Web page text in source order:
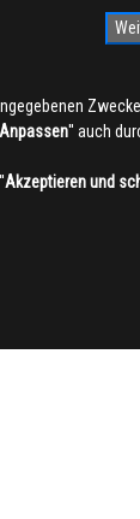
Anpassen'' auch
Akzeptieren und